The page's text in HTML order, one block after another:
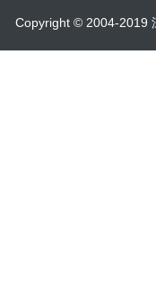
Copyright © 2004-2019